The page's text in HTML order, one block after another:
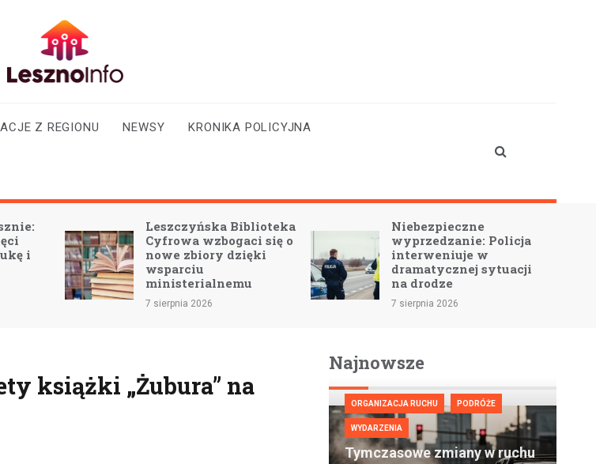
aktualności
Z REGIONU NEWSY KRONIKA POLICYJNA
Leszczyńska Biblioteka
Cyfrowa wzbogaci się o
nowe zbiory dzięki
ministerialnemu
7 sierpnia 2026
Niebezpieczne
wyprzedzanie: Policja
interweniuje w
dramatycznej sytuacji
na drodze
7 sierpnia 2026
Wolności w
7 sierpnia 2026
książki „Żubura” na
Najnowsze
ORGANIZACJA RUCHU PODRÓŻE
WYDARZENIA
Tymczasowe zmiany w ruchu